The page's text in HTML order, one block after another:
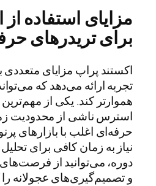
مزایای استفاده
برای تریدرهای
اکستند پراپ مزایای متعددی
تجربه ارائه می‌دهد که
هموارتر کند. یکی از
استرس ناشی از محدودیت
حرفه‌ای اغلب با بازارهای
نیاز به زمان کافی برای
دوره، می‌توانید از فرصت‌های
و تصمیم‌گیری‌های عجولانه